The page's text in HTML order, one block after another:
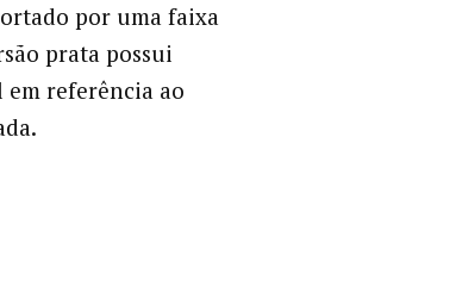
por uma faixa
prata possui
em referência ao